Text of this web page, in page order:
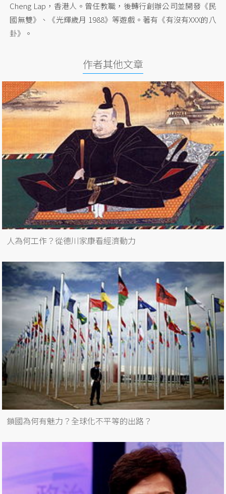
Cheng Lap，香港人。曾任教職，後轉行創辦公司並開發《民
國無雙》、《光輝歲月 1988》等遊戲。著有《有沒有XXX的八
卦》。
作者其他文章
人為何工作？從德川家康看經濟動力
鎖國為何有魅力？全球化不平等的出路？